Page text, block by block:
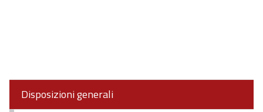
Disposizioni generali